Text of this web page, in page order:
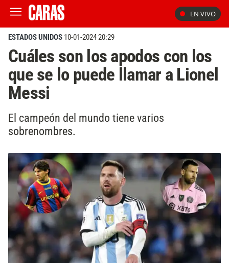
EN VIVO
ESTADOS UNIDOS 10-01-2024 20:29
Cuáles son los apodos con los
que se lo puede llamar a Lionel
Messi
El campeón del mundo tiene varios
sobrenombres.